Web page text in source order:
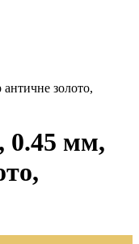
золото,
0.45 мм,